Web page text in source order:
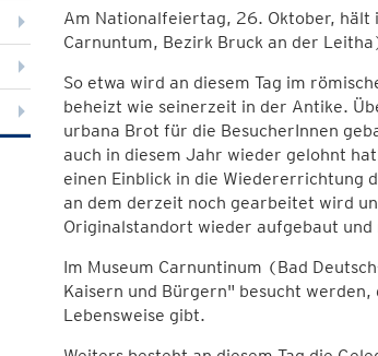
Am Nationalfeiertag, 26. Oktober,
Carnuntum, Bezirk Bruck an der
So etwa wird an diesem Tag im
beheizt wie seinerzeit in der Antike.
urbana Brot für die BesucherInnen
auch in diesem Jahr wieder gelohnt
einen Einblick in die Wiedererrichtung
an dem derzeit noch gearbeitet wird
Originalstandort wieder aufgebaut
Im Museum Carnuntinum (Bad
Kaisern und Bürgern" besucht
Lebensweise gibt.